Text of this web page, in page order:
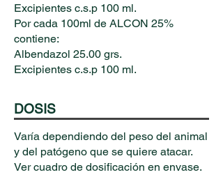
Excipientes c.s.p 100 ml.
Por cada 100ml de ALCON 25%
contiene:
Albendazol 25.00 grs.
Excipientes c.s.p 100 ml.
DOSIS
Varía dependiendo del peso del animal
y del patógeno que se quiere atacar.
Ver cuadro de dosificación en envase.